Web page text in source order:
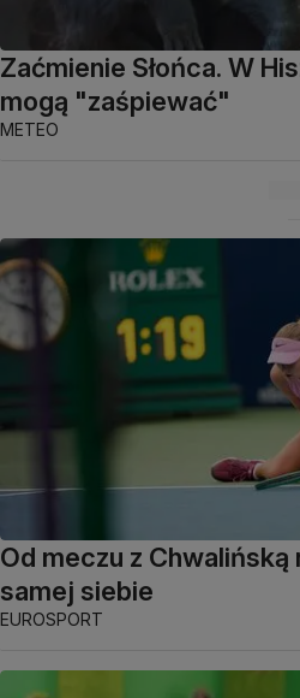
Zaćmienie Słońca. W
mogą "zaśpiewać"
METEO
Od meczu z Chwalińską
samej siebie
EUROSPORT